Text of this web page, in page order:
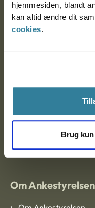
hjemmesiden, blandt
kan altid ændre dit
cookies.
Brug
Nytorv 7, 2. sal
9000 Aalborg
EAN: 57 98 000 35 48
CVR: 1007 4002
Om Ankestyrelsen